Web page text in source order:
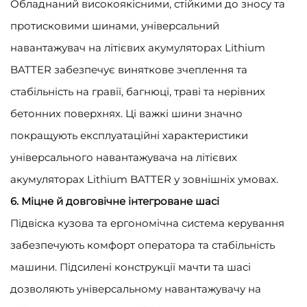
Обладнаний високоякісними, стійкими до зносу та
протисковими шинами, універсальний
навантажувач на літієвих акумуляторах Lithium
BATTER забезпечує виняткове зчеплення та
стабільність на гравії, багнюці, траві та нерівних
бетонних поверхнях. Ці важкі шини значно
покращують експлуатаційні характеристики
універсального навантажувача на літієвих
акумуляторах Lithium BATTER у зовнішніх умовах.
6. Міцне й довговічне інтегроване шасі
Підвіска кузова та ергономічна система керування
забезпечують комфорт оператора та стабільність
машини. Підсилені конструкції мачти та шасі
дозволяють універсальному навантажувачу на